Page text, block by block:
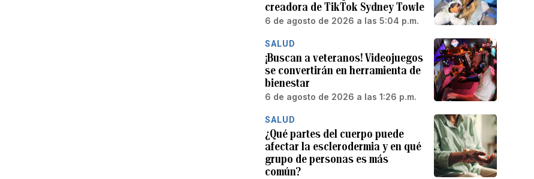
creadora de TikTok Sydney Towle
6 de agosto de 2026 a las 5:04 p.m.
SALUD
¡Buscan a veteranos! Videojuegos
se convertirán en herramienta de
bienestar
6 de agosto de 2026 a las 1:26 p.m.
SALUD
¿Qué partes del cuerpo puede
afectar la esclerodermia y en qué
grupo de personas es más
común?